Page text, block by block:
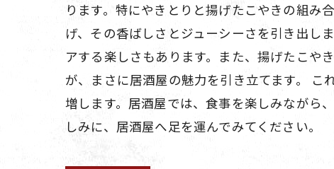
ります。特にやきとりと揚げたこやきの組み
げ、その香ばしさとジューシーさを引き出し
アする楽しさもあります。また、揚げたこや
が、まさに居酒屋の魅力を引き立てます。
増します。居酒屋では、食事を楽しみながら
しみに、居酒屋へ足を運んでみてください。